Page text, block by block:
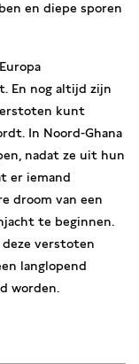
en diepe sporen
En nog altijd zijn
kunt
In Noord-Ghana
nadat ze uit hun
er iemand
droom van een
te beginnen.
deze verstoten
langlopend
worden.